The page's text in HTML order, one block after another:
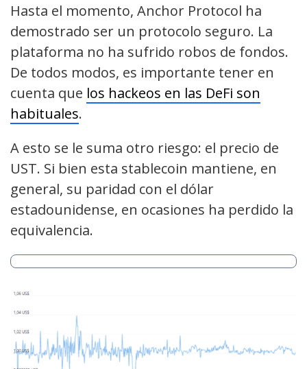
Hasta el momento, Anchor Protocol ha
demostrado ser un protocolo seguro. La
plataforma no ha sufrido robos de fondos.
De todos modos, es importante tener en
cuenta que los hackeos en las DeFi son
habituales.
A esto se le suma otro riesgo: el precio de
UST. Si bien esta stablecoin mantiene, en
general, su paridad con el dólar
estadounidense, en ocasiones ha perdido la
equivalencia.